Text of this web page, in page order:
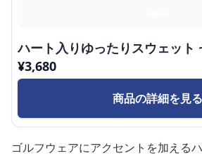
ハート入りゆったりスウェット
¥3,680
商品の詳細を見る
ゴルフウェアにアクセントを加える